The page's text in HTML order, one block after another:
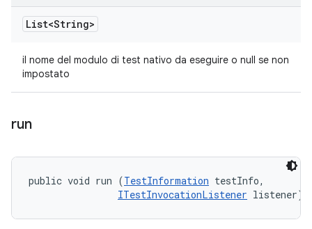
List<String>
il nome del modulo di test nativo da eseguire o null se non
impostato
run
public void run (TestInformation testInfo,
ITestInvocationListener listener)